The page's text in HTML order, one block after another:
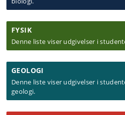
FYSIK
Denne liste viser udgivelser i
GEOLOGI
Denne liste viser udgivelser i
geologi.